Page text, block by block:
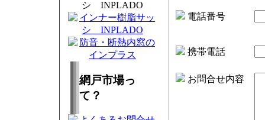
網戸市場っ
て？
電話番号
携帯電話
お問合せ内容